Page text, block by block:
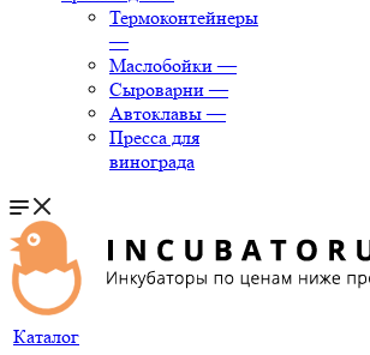
Термоконтейнеры
—
Маслобойки —
Сыроварни —
Автоклавы —
Пресса для
винограда
Каталог